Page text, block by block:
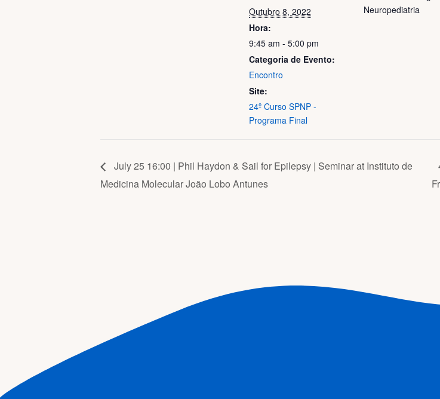
Outubro 8, 2022
Hora:
9:45 am - 5:00 pm
Categoria de Evento:
Encontro
Site:
24º Curso SPNP -
Programa Final
Neuropediatria
July 25 16:00 | Phil Haydon & Sail for Epilepsy | Seminar at Instituto de
Medicina Molecular João Lobo Antunes